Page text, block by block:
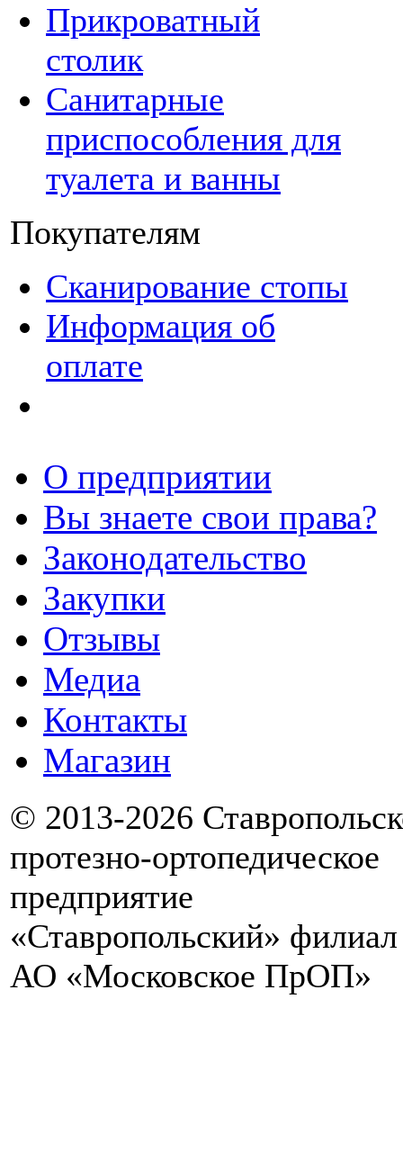
Прикроватный
столик
Санитарные
приспособления для
туалета и ванны
Покупателям
Сканирование стопы
Информация об
оплате
О предприятии
Вы знаете свои права?
Законодательство
Закупки
Отзывы
Медиа
Контакты
Магазин
© 2013-2026
протезно-ортопедическое
предприятие
«Ставропольский» филиал
АО «Московское ПрОП»